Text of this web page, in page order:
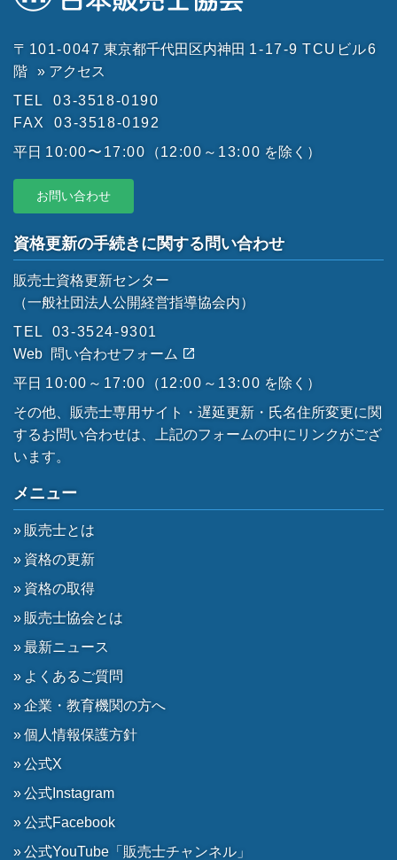
〒101-0047 東京都千代田区内神田 1-17-9 TCUビル6
階
» アクセス
TEL
03-3518-0190
FAX
03-3518-0192
平日 10:00〜17:00 （12:00～13:00 を除く）
お問い合わせ
資格更新の手続きに関する問い合わせ
販売士資格更新センター
（一般社団法人公開経営指導協会内）
TEL
03-3524-9301
Web
問い合わせフォーム
平日 10:00～17:00 （12:00～13:00 を除く）
その他、販売士専用サイト・遅延更新・氏名住所変更に関
するお問い合わせは、上記のフォームの中にリンクがござ
います。
メニュー
販売士とは
資格の更新
資格の取得
販売士協会とは
最新ニュース
よくあるご質問
企業・教育機関の方へ
個人情報保護方針
公式X
公式Instagram
公式Facebook
公式YouTube「販売士チャンネル」